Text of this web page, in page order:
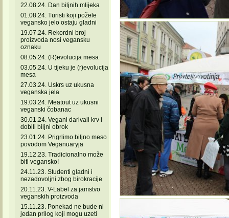
22.08.24. Dan biljnih mlijeka
01.08.24. Turisti koji požele
vegansko jelo ostaju gladni
19.07.24. Rekordni broj
proizvoda nosi vegansku
oznaku
08.05.24. (R)evolucija mesa
03.05.24. U tijeku je (r)evolucija
mesa
27.03.24. Uskrs uz ukusna
veganska jela
19.03.24. Meatout uz ukusni
veganski čobanac
30.01.24. Vegani darivali krv i
dobili biljni obrok
23.01.24. Prigrlimo biljno meso
povodom Veganuaryja
19.12.23. Tradicionalno može
biti vegansko!
24.11.23. Studenti gladni i
nezadovoljni zbog birokracije
20.11.23. V-Label za jamstvo
veganskih proizvoda
15.11.23. Ponekad ne bude ni
jedan prilog koji mogu uzeti